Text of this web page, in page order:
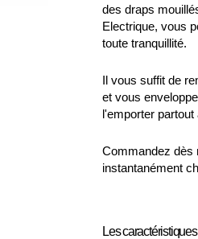
des draps
Electrique, vous
toute tranquillité.
Il vous suffit de
et vous
l'emporter
Commandez dès
instantanément
Les